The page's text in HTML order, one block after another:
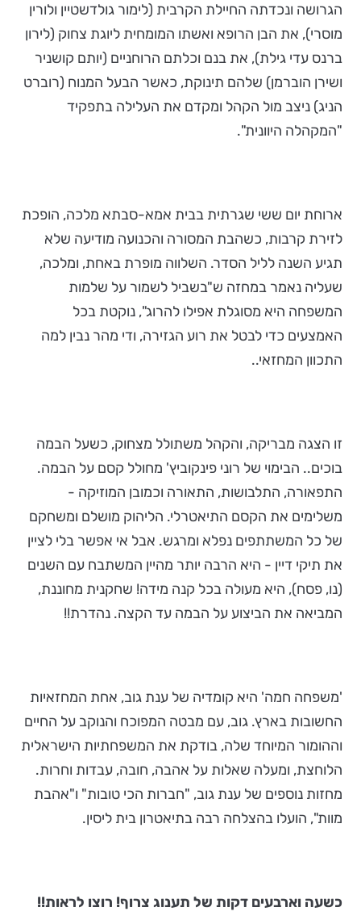
הגרושה ונכדתה החיילת הקרבית (לימור גולדשטיין ולורין
מוסרי), את הבן הרופא ואשתו המומחית ליוגת צחוק (לירון
ברנס עדי גילת), את בנם וכלתם הרוחניים (יותם קושניר
ושירן הוברמן) שלהם תינוקת, כאשר הבעל המנוח (רוברט
הניג) ניצב מול הקהל ומקדם את העלילה בתפקיד
"המקהלה היוונית".
ארוחת יום ששי שגרתית בבית אמא-סבתא מלכה, הופכת
לזירת קרבות, כשהבת המסורה והכנועה מודיעה שלא
תגיע השנה לליל הסדר. השלווה מופרת באחת, ומלכה,
שעליה נאמר במחזה ש"בשביל לשמור על שלמות
המשפחה היא מסוגלת אפילו להרוג", נוקטת בכל
האמצעים כדי לבטל את רוע הגזירה, ודי מהר נבין למה
התכוון המחזאי..
זו הצגה מבריקה, והקהל משתולל מצחוק, כשעל הבמה
בוכים.. הבימוי של רוני פינקוביץ' מחולל קסם על הבמה.
התפאורה, התלבושות, התאורה וכמובן המוזיקה -
משלימים את הקסם התיאטרלי. הליהוק מושלם ומשחקם
של כל המשתתפים נפלא ומרגש. אבל אי אפשר בלי לציין
את תיקי דיין - היא הרבה יותר מהיין המשתבח עם השנים
(נו, פסח), היא מעולה בכל קנה מידה! שחקנית מחוננת,
המביאה את הביצוע על הבמה עד הקצה. נהדרת!!
'משפחה חמה' היא קומדיה של ענת גוב, אחת המחזאיות
החשובות בארץ. גוב, עם מבטה המפוכח והנוקב על החיים
וההומור המיוחד שלה, בודקת את המשפחתיות הישראלית
הלוחצת, ומעלה שאלות על אהבה, חובה, עבדות וחרות.
מחזות נוספים של ענת גוב, "חברות הכי טובות" ו"אהבת
מוות", הועלו בהצלחה רבה בתיאטרון בית ליסין.
כשעה וארבעים דקות של תענוג צרוף! רוצו לראות!!